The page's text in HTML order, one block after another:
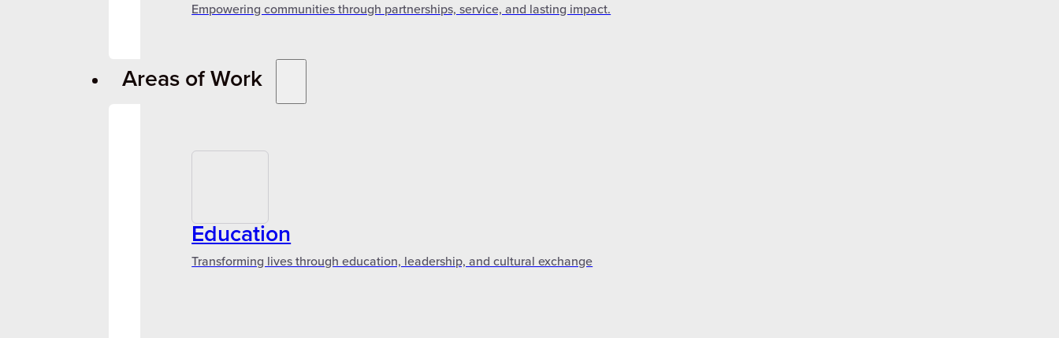
Empowering communities through partnerships, service, and lasting impact.
Areas of Work
Education
Transforming lives through education, leadership, and cultural exchange